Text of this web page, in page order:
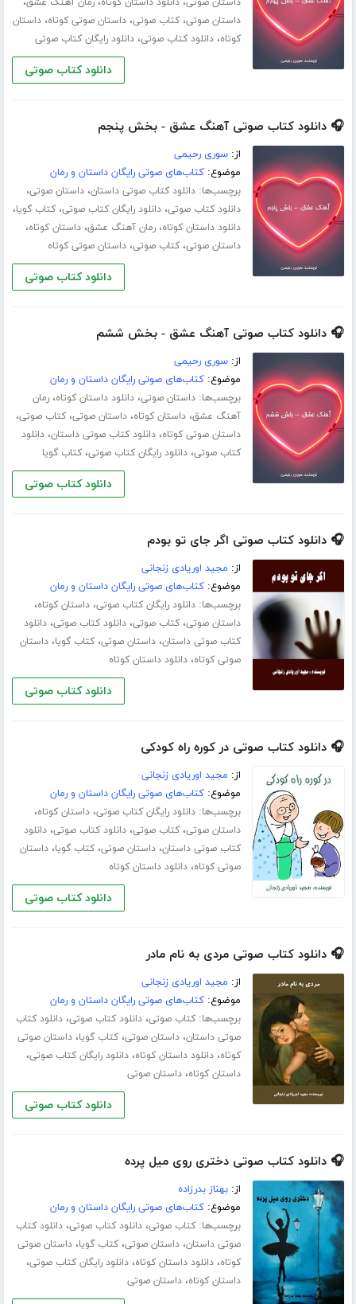
داستان صوتی،کتاب صوتی،داستان صوتی کوتاه،داستان
کوتاه،دانلود کتاب صوتی،دانلود رایگان کتاب صوتی
دانلود کتاب صوتی
🎧 دانلود کتاب صوتی آهنگ عشق - بخش پنجم
از:سوری رحیمی
موضوع:کتاب‌های صوتی رایگان داستان و رمان
برچسب‌ها:دانلود کتاب صوتی داستان،داستان صوتی،
دانلود کتاب صوتی،دانلود رایگان کتاب صوتی،کتاب گویا،
دانلود داستان کوتاه،رمان آهنگ عشق،داستان کوتاه،
داستان صوتی،کتاب صوتی،داستان صوتی کوتاه
دانلود کتاب صوتی
🎧 دانلود کتاب صوتی آهنگ عشق - بخش ششم
از:سوری رحیمی
موضوع:کتاب‌های صوتی رایگان داستان و رمان
برچسب‌ها:داستان صوتی،دانلود داستان کوتاه،رمان
آهنگ عشق،داستان کوتاه،داستان صوتی،کتاب صوتی،
داستان صوتی کوتاه،دانلود کتاب صوتی داستان،دانلود
کتاب صوتی،دانلود رایگان کتاب صوتی،کتاب گویا
دانلود کتاب صوتی
🎧 دانلود کتاب صوتی اگر جای تو بودم
از: مجید اوریادی زنجانی
موضوع:کتاب‌های صوتی رایگان داستان و رمان
برچسب‌ها:دانلود رایگان کتاب صوتی،داستان کوتاه،
داستان صوتی،کتاب صوتی،دانلود کتاب صوتی،دانلود
کتاب صوتی داستان،داستان صوتی،کتاب گویا،داستان
صوتی کوتاه،دانلود داستان کوتاه
دانلود کتاب صوتی
🎧 دانلود کتاب صوتی در کوره راه کودکی
از: مجید اوریادی زنجانی
موضوع:کتاب‌های صوتی رایگان داستان و رمان
برچسب‌ها:دانلود رایگان کتاب صوتی،داستان کوتاه،
داستان صوتی،کتاب صوتی،دانلود کتاب صوتی،دانلود
کتاب صوتی داستان،داستان صوتی،کتاب گویا،داستان
صوتی کوتاه،دانلود داستان کوتاه
دانلود کتاب صوتی
🎧 دانلود کتاب صوتی مردی به نام مادر
از: مجید اوریادی زنجانی
موضوع:کتاب‌های صوتی رایگان داستان و رمان
برچسب‌ها:کتاب صوتی،دانلود کتاب صوتی،دانلود کتاب
صوتی داستان،داستان صوتی،کتاب گویا،داستان صوتی
کوتاه،دانلود داستان کوتاه،دانلود رایگان کتاب صوتی،
داستان کوتاه،داستان صوتی
دانلود کتاب صوتی
🎧 دانلود کتاب صوتی دختری روی میل پرده
از:بهناز بدرزاده
موضوع:کتاب‌های صوتی رایگان داستان و رمان
برچسب‌ها:کتاب صوتی،دانلود کتاب صوتی،دانلود کتاب
صوتی داستان،داستان صوتی،کتاب گویا،داستان صوتی
کوتاه،دانلود داستان کوتاه،دانلود رایگان کتاب صوتی،
داستان کوتاه،داستان صوتی